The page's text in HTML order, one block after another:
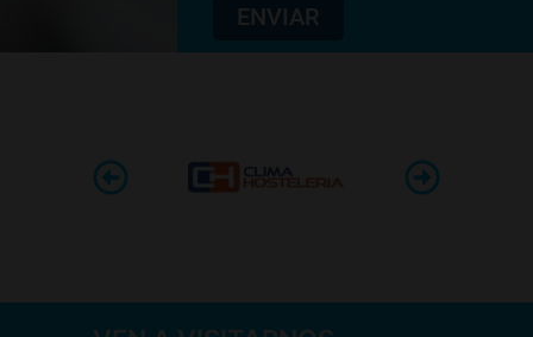
ENVIAR